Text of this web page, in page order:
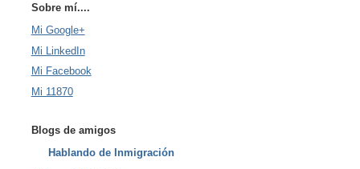
Sobre mí....
Mi Google+
Mi LinkedIn
Mi Facebook
Mi 11870
Blogs de amigos
Hablando de Inmigración